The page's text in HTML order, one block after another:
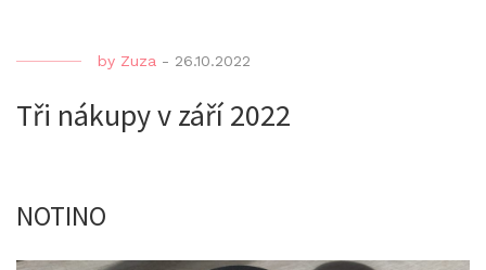
by Zuza - 26.10.2022
Tři nákupy v září 2022
NOTINO